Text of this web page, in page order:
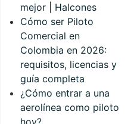
mejor | Halcones
Cómo ser Piloto
Comercial en
Colombia en 2026:
requisitos, licencias y
guía completa
¿Cómo entrar a una
aerolínea como piloto